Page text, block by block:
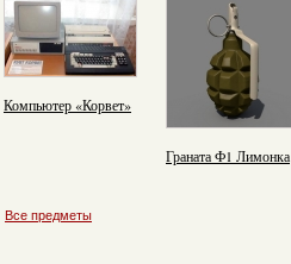
Компьютер «Корвет»
Граната Ф1 Лимонка
Все предметы